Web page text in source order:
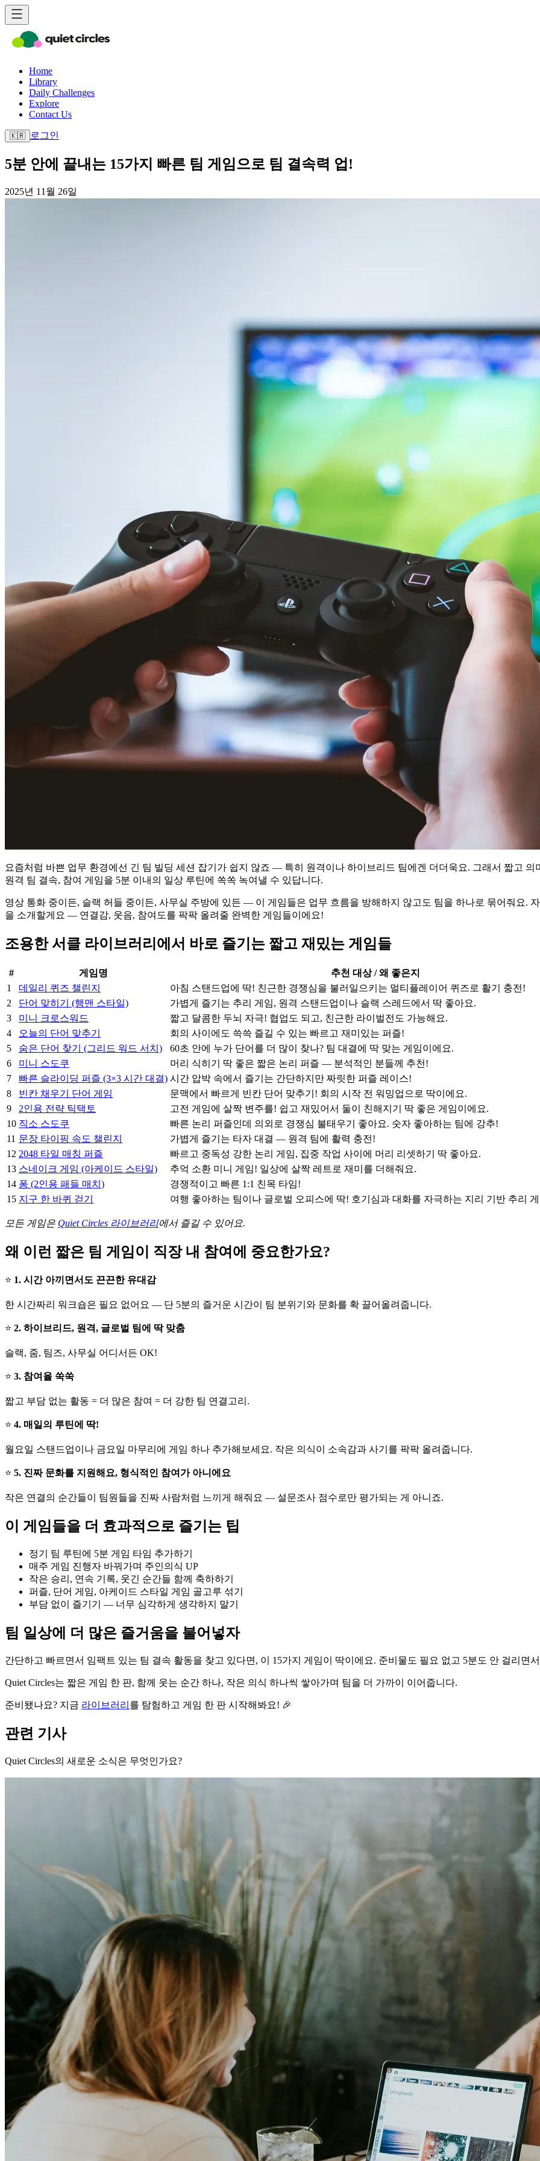
Home
Library
Daily Challenges
Explore
Contact Us
🇰🇷 로그인
5분 안에 끝내는 15가지 빠른 팀 게임으로 팀 결속력 업!
2025년 11월 26일
요즘처럼 바쁜 업무 환경에선 긴 팀 빌딩 세션 잡기가 쉽지 않죠 — 특히 원격이나 하이브리드 팀에겐 더더욱요. 그래서 짧고 의
원격 팀 결속, 참여 게임을 5분 이내의 일상 루틴에 쏙쏙 녹여낼 수 있답니다.
영상 통화 중이든, 슬랙 허들 중이든, 사무실 주방에 있든 — 이 게임들은 업무 흐름을 방해하지 않고도 팀을 하나로 묶어줘요.
을 소개할게요 — 연결감, 웃음, 참여도를 팍팍 올려줄 완벽한 게임들이에요!
조용한 서클 라이브러리에서 바로 즐기는 짧고 재밌는 게임들
# 게임명
추천 대상 / 왜 좋은지
1
데일리 퀴즈 챌린지
아침 스탠드업에 딱! 친근한 경쟁심을 불러일으키는 멀티플레이어 퀴즈로 활기 충전!
2
단어 맞히기 (행맨 스타일)
가볍게 즐기는 추리 게임, 원격 스탠드업이나 슬랙 스레드에서 딱 좋아요.
3
미니 크로스워드
짧고 달콤한 두뇌 자극! 협업도 되고, 친근한 라이벌전도 가능해요.
4
오늘의 단어 맞추기
회의 사이에도 쓱쓱 즐길 수 있는 빠르고 재미있는 퍼즐!
5
숨은 단어 찾기 (그리드 워드 서치)
60초 안에 누가 단어를 더 많이 찾나? 팀 대결에 딱 맞는 게임이에요.
6
미니 스도쿠
머리 식히기 딱 좋은 짧은 논리 퍼즐 — 분석적인 분들께 추천!
7
빠른 슬라이딩 퍼즐 (3×3 시간 대결) 시간 압박 속에서 즐기는 간단하지만 짜릿한 퍼즐 레이스!
8
빈칸 채우기 단어 게임
문맥에서 빠르게 빈칸 단어 맞추기! 회의 시작 전 워밍업으로 딱이에요.
9
2인용 전략 틱택토
고전 게임에 살짝 변주를! 쉽고 재밌어서 둘이 친해지기 딱 좋은 게임이에요.
10 직소 스도쿠
빠른 논리 퍼즐인데 의외로 경쟁심 불태우기 좋아요. 숫자 좋아하는 팀에 강추!
11 문장 타이핑 속도 챌린지
가볍게 즐기는 타자 대결 — 원격 팀에 활력 충전!
12 2048 타일 매칭 퍼즐
빠르고 중독성 강한 논리 게임, 집중 작업 사이에 머리 리셋하기 딱 좋아요.
13 스네이크 게임 (아케이드 스타일)
추억 소환 미니 게임! 일상에 살짝 레트로 재미를 더해줘요.
14 퐁 (2인용 패들 매치)
경쟁적이고 빠른 1:1 친목 타임!
15 지구 한 바퀴 걷기 여행 좋아하는 팀이나 글로벌 오피스에 딱! 호기심과 대화를 자극하는 지리 기반 추리
모든 게임은 Quiet Circles 라이브러리에서 즐길 수 있어요.
왜 이런 짧은 팀 게임이 직장 내 참여에 중요한가요?
⭐ 1. 시간 아끼면서도 끈끈한 유대감
한 시간짜리 워크숍은 필요 없어요 — 단 5분의 즐거운 시간이 팀 분위기와 문화를 확 끌어올려줍니다.
⭐ 2. 하이브리드, 원격, 글로벌 팀에 딱 맞춤
슬랙, 줌, 팀즈, 사무실 어디서든 OK!
⭐ 3. 참여율 쑥쑥
짧고 부담 없는 활동 = 더 많은 참여 = 더 강한 팀 연결고리.
⭐ 4. 매일의 루틴에 딱!
월요일 스탠드업이나 금요일 마무리에 게임 하나 추가해보세요. 작은 의식이 소속감과 사기를 팍팍 올려줍니다.
⭐ 5. 진짜 문화를 지원해요, 형식적인 참여가 아니에요
작은 연결의 순간들이 팀원들을 진짜 사람처럼 느끼게 해줘요 — 설문조사 점수로만 평가되는 게 아니죠.
이 게임들을 더 효과적으로 즐기는 팁
정기 팀 루틴에 5분 게임 타임 추가하기
매주 게임 진행자 바꿔가며 주인의식 UP
작은 승리, 연속 기록, 웃긴 순간들 함께 축하하기
퍼즐, 단어 게임, 아케이드 스타일 게임 골고루 섞기
부담 없이 즐기기 — 너무 심각하게 생각하지 말기
팀 일상에 더 많은 즐거움을 불어넣자
간단하고 빠르면서 임팩트 있는 팀 결속 활동을 찾고 있다면, 이 15가지 게임이 딱이에요. 준비물도 필요 없고 5분도 안 걸리면
Quiet Circles는 짧은 게임 한 판, 함께 웃는 순간 하나, 작은 의식 하나씩 쌓아가며 팀을 더 가까이 이어줍니다.
준비됐나요? 지금 라이브러리 를 탐험하고 게임 한 판 시작해봐요! 🎉
관련 기사
Quiet Circles의 새로운 소식은 무엇인가요?